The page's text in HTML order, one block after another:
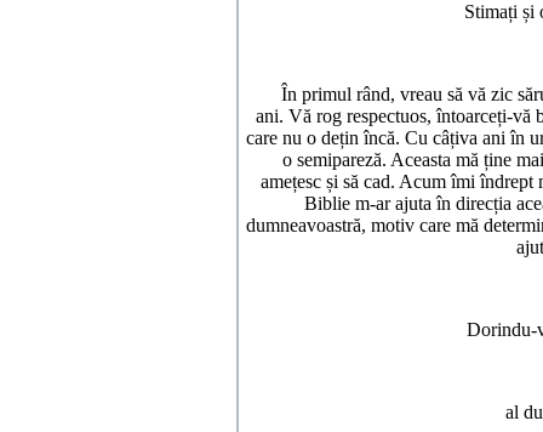
Stimați și
În primul rând, vreau să vă zic
ani. Vă rog respectuos, întoarceți-vă
care nu o dețin încă. Cu câțiva ani în
o semipareză. Aceasta mă ține
amețesc și să cad. Acum îmi îndrept
Biblie m-ar ajuta în direcția
dumneavoastră, motiv care mă
Dorindu-
al